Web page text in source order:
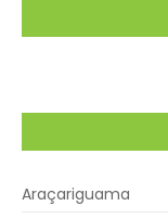
Araçariguama